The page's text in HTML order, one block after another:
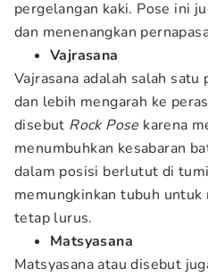
pergelangan kaki. Pose ini
dan menenangkan
Vajrasana
Vajrasana adalah salah satu
dan lebih mengarah ke
disebut Rock Pose karena
menumbuhkan kesabaran
dalam posisi berlutut di
memungkinkan tubuh
tetap lurus.
Matsyasana
Matsyasana atau disebut